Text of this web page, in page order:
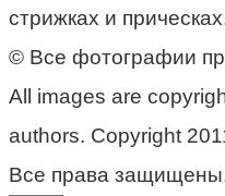
стрижках и
© Все фотографии
All images are
authors. Copyright
Все права